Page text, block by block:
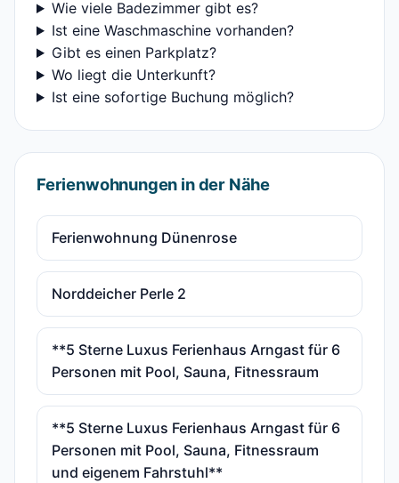
Wie viele Badezimmer gibt es?
Ist eine Waschmaschine vorhanden?
Gibt es einen Parkplatz?
Wo liegt die Unterkunft?
Ist eine sofortige Buchung möglich?
Ferienwohnungen in der Nähe
Ferienwohnung Dünenrose
Norddeicher Perle 2
**5 Sterne Luxus Ferienhaus Arngast für 6
Personen mit Pool, Sauna, Fitnessraum
**5 Sterne Luxus Ferienhaus Arngast für 6
Personen mit Pool, Sauna, Fitnessraum
und eigenem Fahrstuhl**